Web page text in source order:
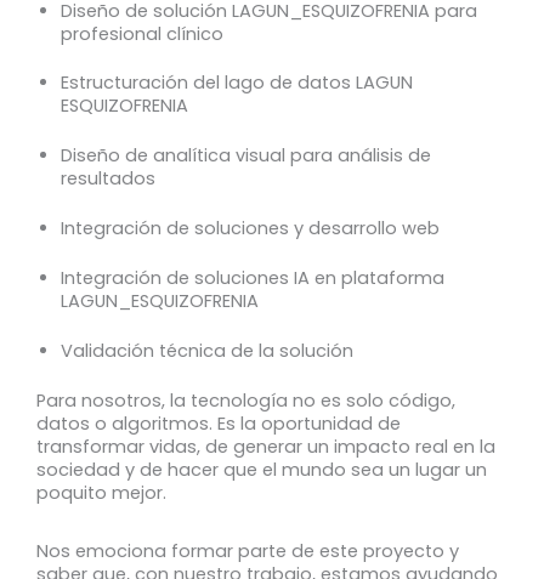
Diseño de solución LAGUN_ESQUIZOFRENIA para
profesional clínico
Estructuración del lago de datos LAGUN
ESQUIZOFRENIA
Diseño de analítica visual para análisis de
resultados
Integración de soluciones y desarrollo web
Integración de soluciones IA en plataforma
LAGUN_ESQUIZOFRENIA
Validación técnica de la solución
Para nosotros, la tecnología no es solo código,
datos o algoritmos. Es la oportunidad de
transformar vidas, de generar un impacto real en la
sociedad y de hacer que el mundo sea un lugar un
poquito mejor.
Nos emociona formar parte de este proyecto y
saber que, con nuestro trabajo, estamos ayudando